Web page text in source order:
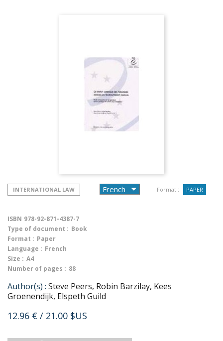
INTERNATIONAL LAW Format : PAPER
ISBN 978-92-871-4387-7
Type of document : Book
Format : Paper
Language : French
Size : A4
Number of pages : 88
Author(s) : Steve Peers, Robin Barzilay, Kees
Groenendijk, Elspeth Guild
12.96 € / 21.00 $US